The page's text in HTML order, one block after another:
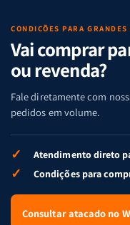
CONDIÇÕES PARA
Vai comprar
ou revenda?
Fale diretamente com
pedidos em volume.
✓ Atendimento direto
✓ Condições para
Consultar atacado no